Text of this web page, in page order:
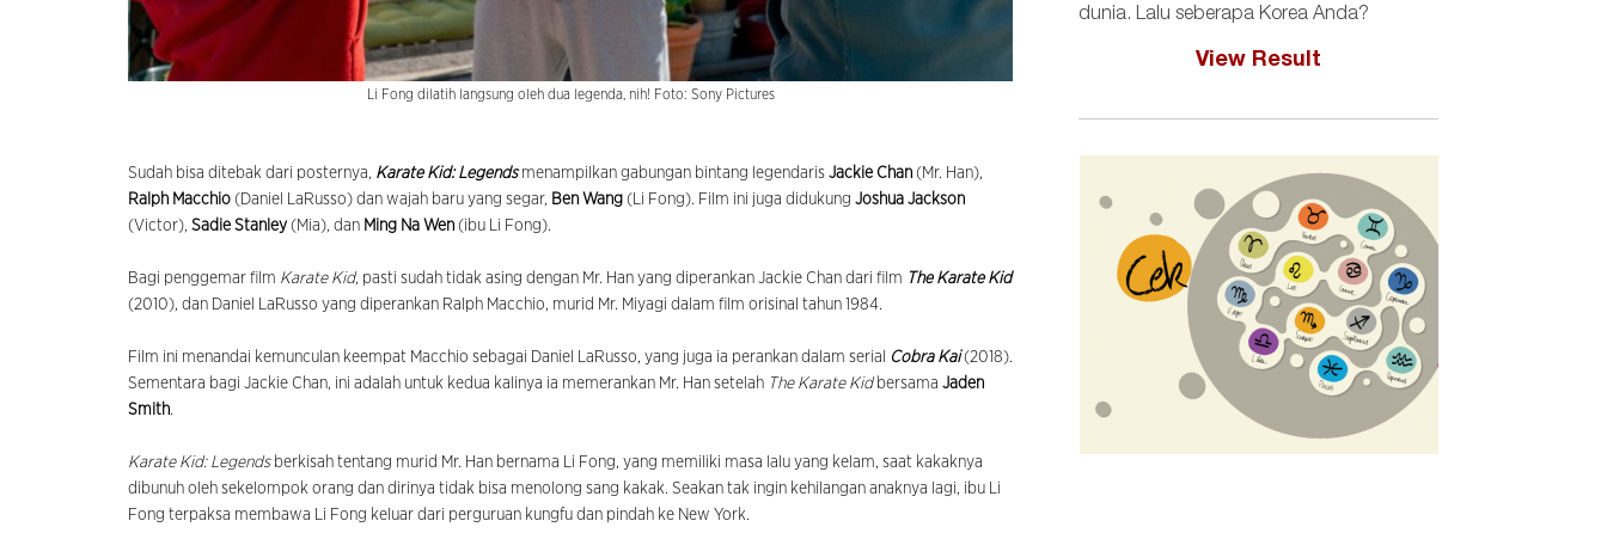
Li Fong dilatih langsung oleh dua legenda, nih! Foto: Sony Pictures
Sudah bisa ditebak dari posternya, Karate Kid: Legendsmenampilkan gabungan bintang legendaris Jackie Chan (Mr. Han),
Ralph Macchio (Daniel LaRusso) dan wajah baru yang segar, Ben Wang (Li Fong). Film ini juga didukung Joshua Jackson
(Victor), Sadie Stanley (Mia), dan Ming Na Wen (ibu Li Fong).
Bagi penggemar film Karate Kid, pasti sudah tidak asing dengan Mr. Han yang diperankan Jackie Chan dari film The Karate Kid
(2010), dan Daniel LaRusso yang diperankan Ralph Macchio, murid Mr. Miyagi dalam film orisinal tahun 1984.
Film ini menandai kemunculan keempat Macchio sebagai Daniel LaRusso, yang juga ia perankan dalam serial Cobra Kai(2018).
Sementara bagi Jackie Chan, ini adalah untuk kedua kalinya ia memerankan Mr. Han setelah The Karate Kid bersama Jaden
Smith.
Karate Kid: Legends berkisah tentang murid Mr. Han bernama Li Fong, yang memiliki masa lalu yang kelam, saat kakaknya
dibunuh oleh sekelompok orang dan dirinya tidak bisa menolong sang kakak. Seakan tak ingin kehilangan anaknya lagi, ibu Li
Fong terpaksa membawa Li Fong keluar dari perguruan kungfu dan pindah ke New York.
dunia. Lalu seberapa Korea Anda?
View Result